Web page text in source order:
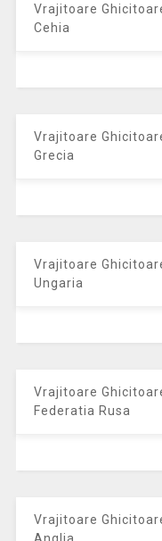
Vrajitoare
Cehia
Vrajitoare
Grecia
Vrajitoare
Ungaria
Vrajitoare
Federatia Rusa
Vrajitoare
Anglia